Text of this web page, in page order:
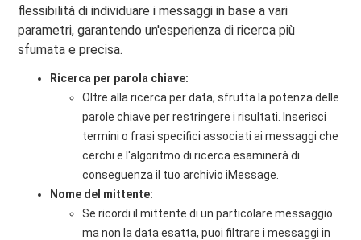
flessibilità di individuare i messaggi in base a vari
parametri, garantendo un'esperienza di ricerca più
sfumata e precisa.
Ricerca per parola chiave:
Oltre alla ricerca per data, sfrutta la potenza delle
parole chiave per restringere i risultati. Inserisci
termini o frasi specifici associati ai messaggi che
cerchi e l'algoritmo di ricerca esaminerà di
conseguenza il tuo archivio iMessage.
Nome del mittente:
Se ricordi il mittente di un particolare messaggio
ma non la data esatta, puoi filtrare i messaggi in